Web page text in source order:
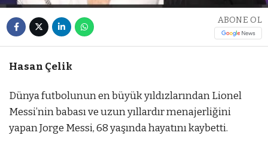
ABONE OL
Hasan Çelik
Dünya futbolunun en büyük yıldızlarından Lionel
Messi’nin babası ve uzun yıllardır menajerliğini
yapan Jorge Messi, 68 yaşında hayatını kaybetti.